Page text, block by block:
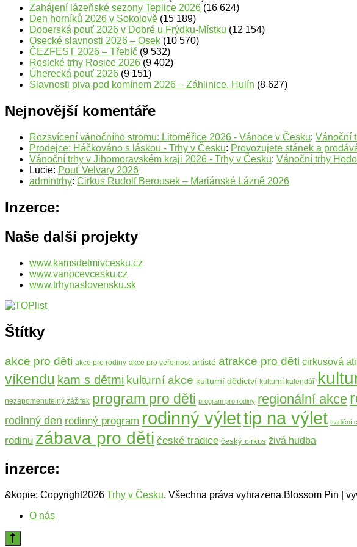
Zahájení lázeňské sezony Teplice 2026 (16 624)
Den horníků 2026 v Sokolově (15 189)
Doberská pouť 2026 v Dobré u Frýdku-Místku (12 154)
Osecké slavnosti 2026 – Osek (10 570)
ČEZFEST 2026 – Třebíč (9 532)
Rosické trhy Rosice 2026 (9 402)
Úherecká pouť 2026 (9 151)
Slavnosti piva pod komínem 2026 – Záhlinice. Hulín (8 627)
Nejnovější komentáře
Rozsvícení vánočního stromu: Litoměřice 2026 - Vánoce v Česku: Vánoční
Prodejce: Háčkováno s láskou - Trhy v Česku: Provozujete stánek a
Vánoční trhy v Jihomoravském kraji 2026 - Trhy v Česku: Vánoční trhy
Lucie: Pouť Velvary 2026
admintrhy: Cirkus Rudolf Berousek – Mariánské Lázně 2026
Inzerce:
Naše další projekty
www.kamsdetmivcesku.cz
www.vanocevcesku.cz
www.trhynaslovensku.sk
Štítky
akce pro děti akce pro rodiny akce pro veřejnost artisté atrakce pro děti cirkusová
víkendu kam s dětmi kulturní akce kulturní dědictví kulturní kalendář
nezapomenutelný zážitek program pro děti program pro rodiny regionální akce
rodinný den rodinný program rodinný výlettip na výlet tradiční
rodinu zábava pro děti české tradice český cirkus živá hudba
inzerce:
&kopie; Copyright2026 Trhy v Česku. Všechna práva vyhrazena.Blossom Pin |
O nás